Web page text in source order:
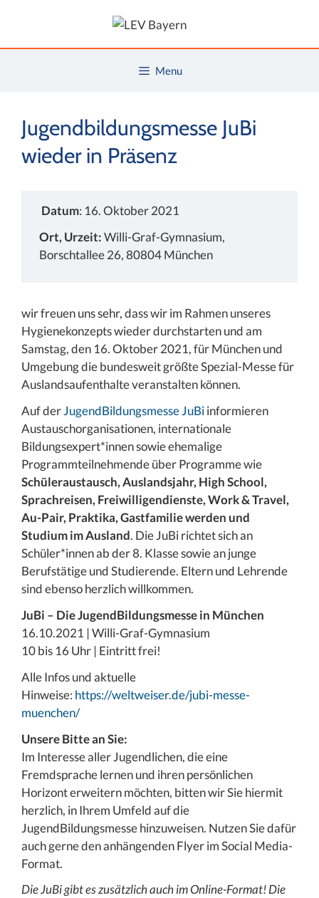
Menu
Jugendbildungsmesse JuBi
wieder in Präsenz
Datum: 16. Oktober 2021
Ort, Urzeit:Willi-Graf-Gymnasium,
Borschtallee 26, 80804 München
wir freuen uns sehr, dass wir im Rahmen unseres
Hygienekonzepts wieder durchstarten und am
Samstag, den 16. Oktober 2021, für München und
Umgebung die bundesweit größte Spezial-Messe für
Auslandsaufenthalte veranstalten können.
Auf derJugendBildungsmesse JuBiinformieren
Austauschorganisationen, internationale
Bildungsexpert*innen sowie ehemalige
Programmteilnehmende über Programme wie
Schüleraustausch, Auslandsjahr, High School,
Sprachreisen, Freiwilligendienste, Work & Travel,
Au-Pair, Praktika, Gastfamilie werden und
Studium im Ausland. Die JuBi richtet sich an
Schüler*innen ab der 8. Klasse sowie an junge
Berufstätige und Studierende. Eltern und Lehrende
sind ebenso herzlich willkommen.
JuBi – Die JugendBildungsmesse in München
16.10.2021 | Willi-Graf-Gymnasium
10 bis 16 Uhr | Eintritt frei!
Alle Infos und aktuelle
Hinweise:https://weltweiser.de/jubi-messe-
muenchen/
Unsere Bitte an Sie:
Im Interesse aller Jugendlichen, die eine
Fremdsprache lernen und ihren persönlichen
Horizont erweitern möchten, bitten wir Sie hiermit
herzlich, in Ihrem Umfeld auf die
JugendBildungsmesse hinzuweisen. Nutzen Sie dafür
auch gerne den anhängenden Flyer im Social Media-
Format.
Die JuBi gibt es zusätzlich auch im Online-Format! Die